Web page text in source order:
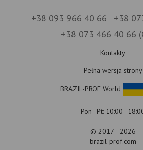
+38 093 966 40 66
+38
+38 073 466 40 66
Kontakty
Pełna wersja strony
BRAZIL-PROF World
Pon–Pt:
© 2017—2026
brazil-prof.com